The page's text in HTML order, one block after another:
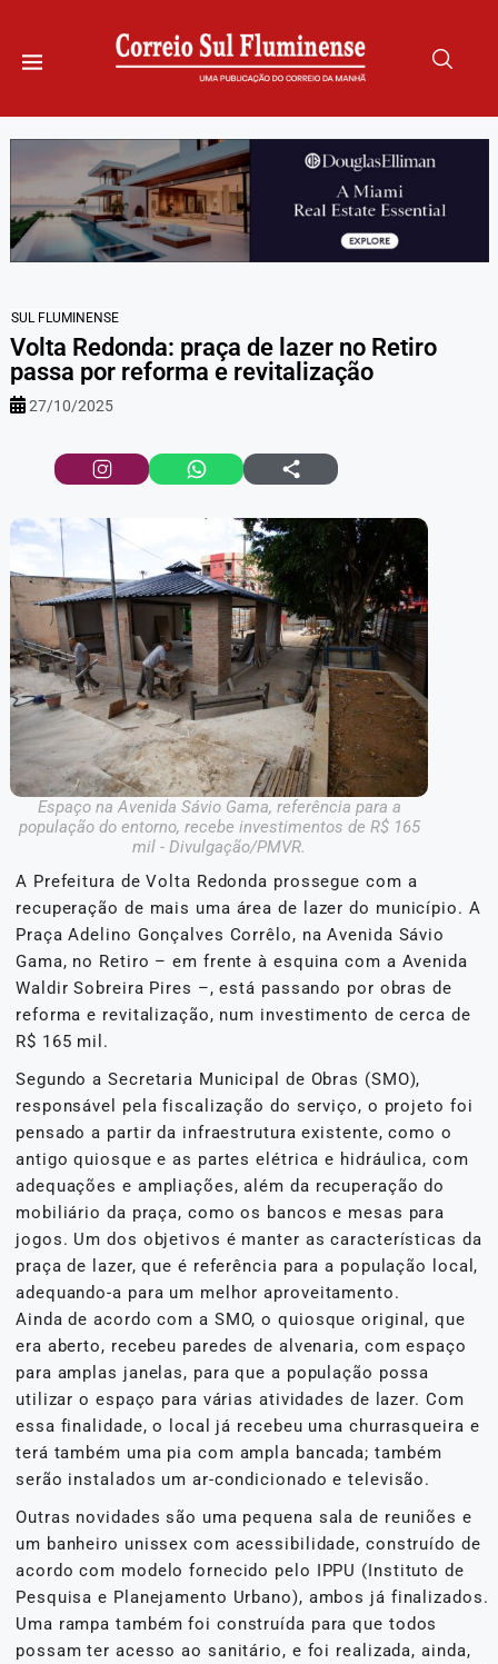
SUL FLUMINENSE
Volta Redonda: praça de lazer no Retiro
passa por reforma e revitalização
27/10/2025
Espaço na Avenida Sávio Gama, referência para a
população do entorno, recebe investimentos de R$ 165
mil - Divulgação/PMVR.
A Prefeitura de Volta Redonda prossegue com a
recuperação de mais uma área de lazer do município. A
Praça Adelino Gonçalves Corrêlo, na Avenida Sávio
Gama, no Retiro – em frente à esquina com a Avenida
Waldir Sobreira Pires –, está passando por obras de
reforma e revitalização, num investimento de cerca de
R$ 165 mil.
Segundo a Secretaria Municipal de Obras (SMO),
responsável pela fiscalização do serviço, o projeto foi
pensado a partir da infraestrutura existente, como o
antigo quiosque e as partes elétrica e hidráulica, com
adequações e ampliações, além da recuperação do
mobiliário da praça, como os bancos e mesas para
jogos. Um dos objetivos é manter as características da
praça de lazer, que é referência para a população local,
adequando-a para um melhor aproveitamento.
Ainda de acordo com a SMO, o quiosque original, que
era aberto, recebeu paredes de alvenaria, com espaço
para amplas janelas, para que a população possa
utilizar o espaço para várias atividades de lazer. Com
essa finalidade, o local já recebeu uma churrasqueira e
terá também uma pia com ampla bancada; também
serão instalados um ar-condicionado e televisão.
Outras novidades são uma pequena sala de reuniões e
um banheiro unissex com acessibilidade, construído de
acordo com modelo fornecido pelo IPPU (Instituto de
Pesquisa e Planejamento Urbano), ambos já finalizados.
Uma rampa também foi construída para que todos
possam ter acesso ao sanitário, e foi realizada, ainda,